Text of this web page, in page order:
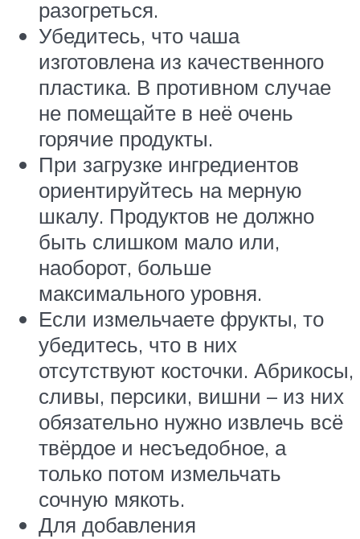
разогреться.
Убедитесь, что чаша
изготовлена из качественного
пластика. В противном случае
не помещайте в неё очень
горячие продукты.
При загрузке ингредиентов
ориентируйтесь на мерную
шкалу. Продуктов не должно
быть слишком мало или,
наоборот, больше
максимального уровня.
Если измельчаете фрукты, то
убедитесь, что в них
отсутствуют косточки. Абрикосы,
сливы, персики, вишни – из них
обязательно нужно извлечь всё
твёрдое и несъедобное, а
только потом измельчать
сочную мякоть.
Для добавления